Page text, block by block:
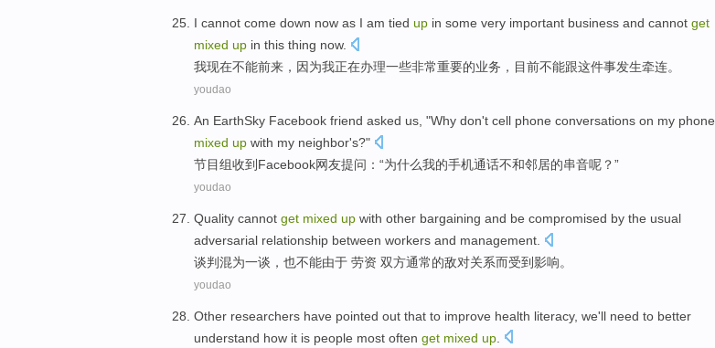
I cannot come down now as I am tied up in some very important business and cannot get
mixed up in this thing now.
我现在不能前来 ， 因为我正在办理一些非常重要的业务 ，目前不能跟这件事发生牵连。
youdao
An EarthSky Facebook friend asked us, "Why don't cell phone conversations on my phone
mixed up with my neighbor's?"
节目组收到 Facebook网友提问：“为什么我的手机通话不和邻居的串音呢？”
youdao
Quality cannot get mixed up with other bargaining and be compromised by the usual
adversarial relationship between workers and management.
谈判混为一谈，也不能由于 劳资 双方通常的敌对关系而受到影响。
youdao
Other researchers have pointed out that to improve health literacy, we'll need to better
understand how it is people most often get mixed up